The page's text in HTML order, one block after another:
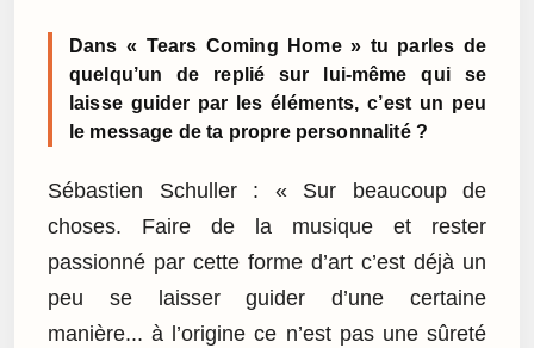
Dans « Tears Coming Home » tu parles de
quelqu’un de replié sur lui-même qui se
laisse guider par les éléments, c’est un peu
le message de ta propre personnalité ?
Sébastien Schuller : « Sur beaucoup de
choses. Faire de la musique et rester
passionné par cette forme d’art c’est déjà un
peu se laisser guider d’une certaine
manière... à l’origine ce n’est pas une sûreté